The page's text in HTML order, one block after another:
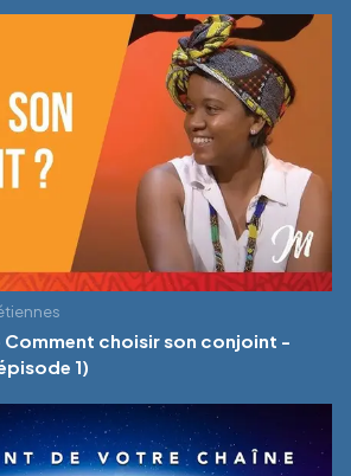
Comment choisir son conjoint -
1)